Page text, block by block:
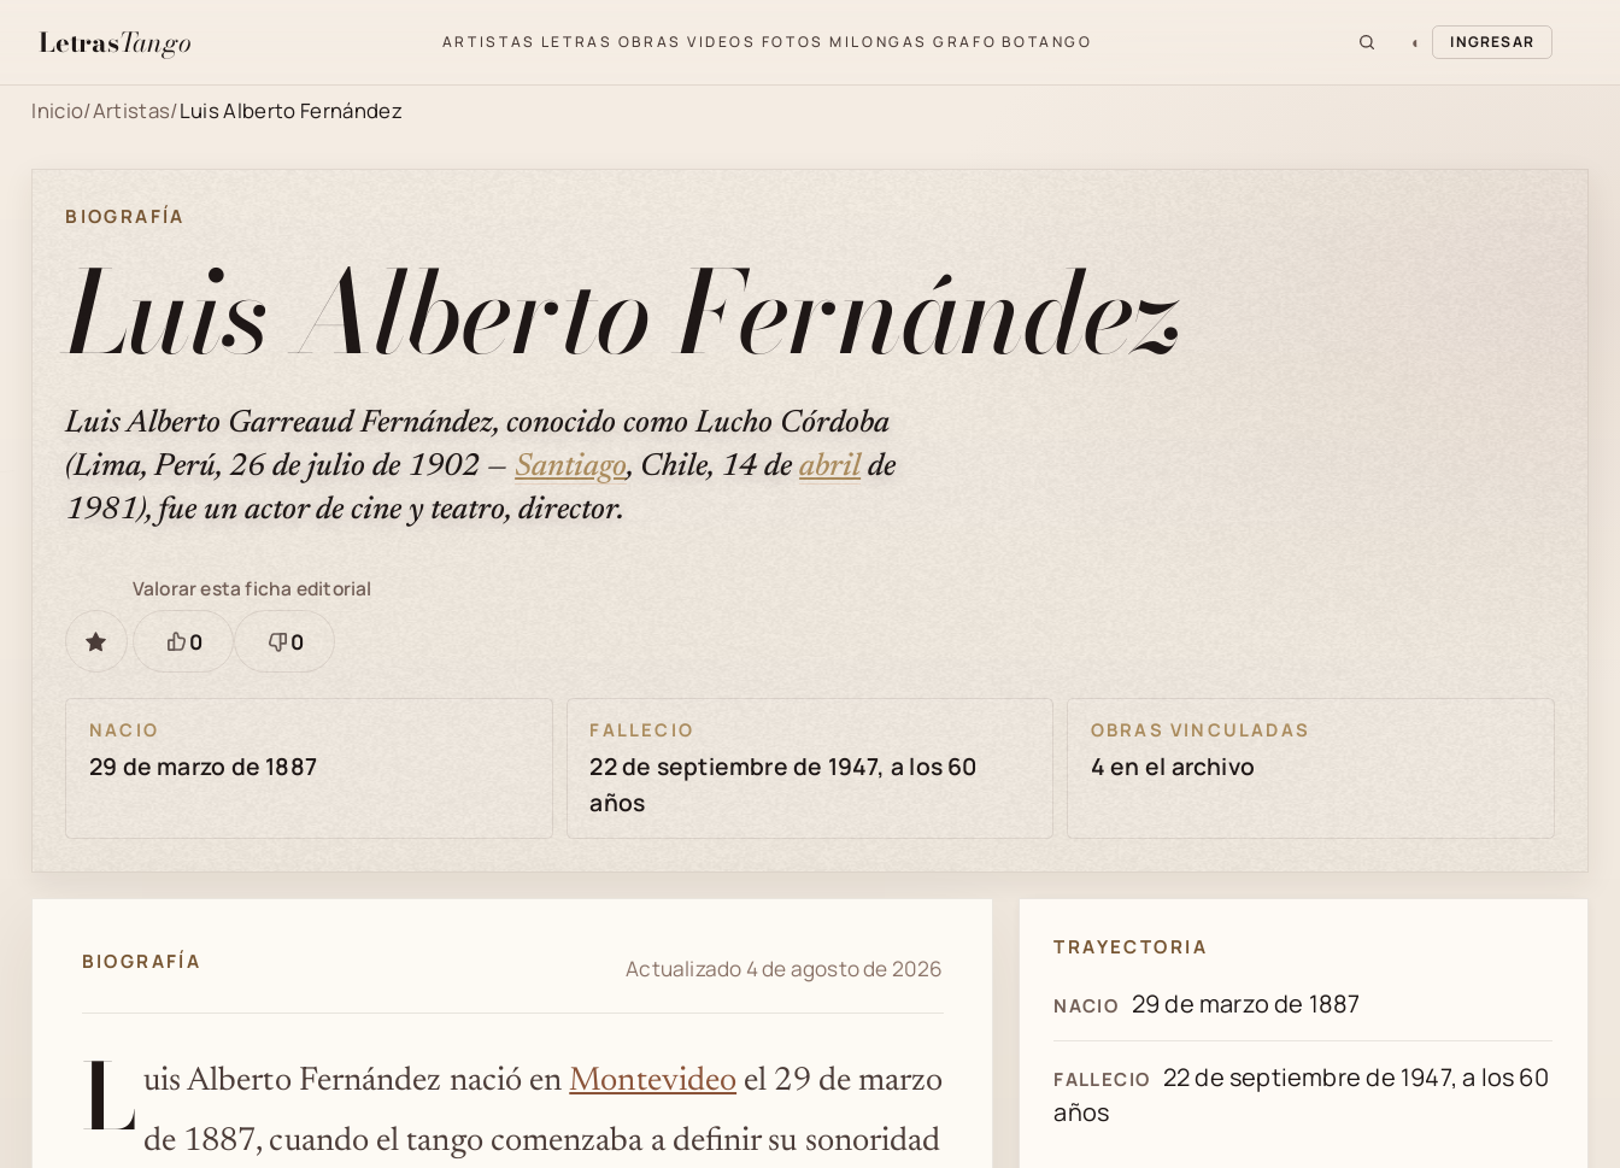
LetrasTango ARTISTAS LETRAS OBRAS VIDEOS FOTOS MILONGAS GRAFO BOTANGO ◐ INGRESAR
Inicio/Artistas/Luis Alberto Fernández
BIOGRAFÍA
Luis Alberto Fernández
Luis Alberto Garreaud Fernández, conocido como Lucho Córdoba
(Lima, Perú, 26 de julio de 1902 — Santiago, Chile, 14 deabrilde
1981), fue un actor de cine y teatro, director.
GUARDAR
Valorar esta ficha editorial
Está
0
Necesita
0
NACIO
29 de marzo de 1887
FALLECIO
22 de septiembre de 1947, a los 60
años
OBRAS VINCULADAS
4 en el archivo
BIOGRAFÍA Actualizado 4 de agosto de 2026
L uis Alberto Fernández nació enMontevideo el 29 de marzo
de 1887, cuando el tango comenzaba a definir su sonoridad
TRAYECTORIA
NACIO 29 de marzo de 1887
FALLECIO
22 de septiembre de 1947, a los 60
años